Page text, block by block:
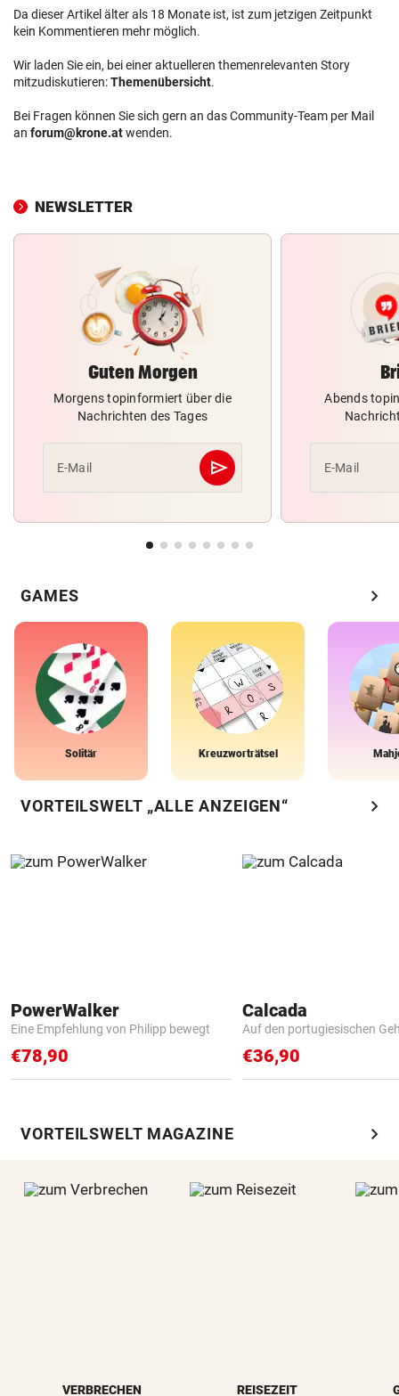
Da dieser Artikel älter als 18 Monate ist, ist zum jetzigen Zeitpunkt
kein Kommentieren mehr möglich.
Wir laden Sie ein, bei einer aktuelleren themenrelevanten Story
mitzudiskutieren:Themenübersicht.
Bei Fragen können Sie sich gern an das Community-Team per Mail
an forum@krone.atwenden.
NEWSLETTER
Guten Morgen
Morgens topinformiert über die
Nachrichten des Tages
E-Mail send
Abschicken
Abends
E-Mail
GAMES chevron_right
Solitär Kreuzworträtsel
VORTEILSWELT „ALLE ANZEIGEN“ chevron_right
PowerWalker
Eine Empfehlung von Philipp bewegt
€78,90
Calcada
Auf den portugiesischen
€36,90
VORTEILSWELT MAGAZINE chevron_right
VERBRECHEN REISEZEIT